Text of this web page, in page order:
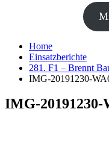
Home
Einsatzberichte
281. F1 – Brennt
IMG-20191230-
IMG-20191230-